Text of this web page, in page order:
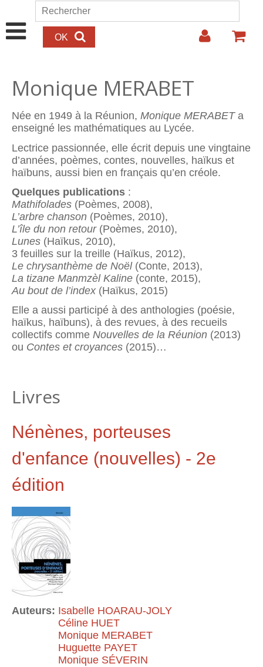
Aller au contenu principal
Formulaire de recherche
Rechercher
Monique MERABET
Née en 1949 à la Réunion, Monique MERABETa
enseigné les mathématiques au Lycée.
Lectrice passionnée, elle écrit depuis une vingtaine
d’années, poèmes, contes, nouvelles, haïkus et
haïbuns, aussi bien en français qu’en créole.
Quelques publications :
Mathifolades (Poèmes, 2008),
L’arbre chanson (Poèmes, 2010),
L’île du non retour(Poèmes, 2010),
Lunes (Haïkus, 2010),
3 feuilles sur la treille (Haïkus, 2012),
Le chrysanthème de Noël(Conte, 2013),
La tizane Manmzèl Kaline (conte, 2015),
Au bout de l’index(Haïkus, 2015)
Elle a aussi participé à des anthologies (poésie,
haïkus, haïbuns), à des revues, à des recueils
collectifs comme Nouvelles de la Réunion (2013)
ou Contes et croyances (2015)…
Livres
Nénènes, porteuses
d'enfance (nouvelles) - 2e
édition
Auteurs: Isabelle HOARAU-JOLY
Céline HUET
Monique MERABET
Huguette PAYET
Monique SÉVERIN